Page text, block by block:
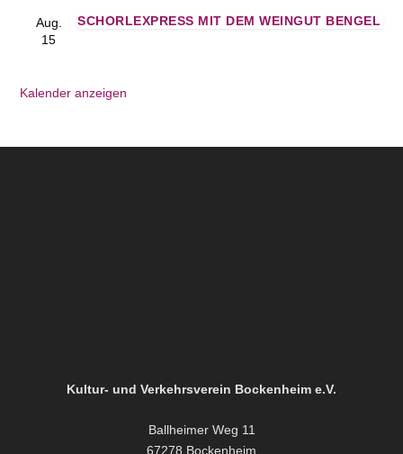
Aug.
15
SCHORLEXPRESS MIT DEM WEINGUT BENGEL
Kalender anzeigen
Kultur- und Verkehrsverein Bockenheim e.V.
Ballheimer Weg 11
67278 Bockenheim